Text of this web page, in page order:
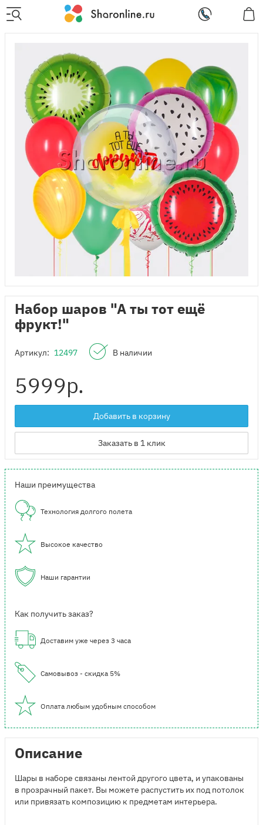
Набор шаров "А ты тот ещё
фрукт!"
Артикул: 12497 В наличии
5999р.
Добавить в корзину
Заказать в 1 клик
Наши преимущества
Технология долгого полета
Высокое качество
Наши гарантии
Как получить заказ?
Доставим уже через 3 часа
Самовывоз - скидка 5%
Оплата любым удобным способом
Описание
Шары в наборе связаны лентой другого цвета, и упакованы
в прозрачный пакет. Вы можете распустить их под потолок
или привязать композицию к предметам интерьера.